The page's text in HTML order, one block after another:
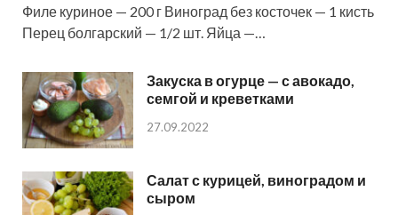
Филе куриное — 200 г Виноград без косточек — 1 кисть
Перец болгарский — 1/2 шт. Яйца —…
Закуска в огурце — с авокадо,
семгой и креветками
27.09.2022
Салат с курицей, виноградом и
сыром